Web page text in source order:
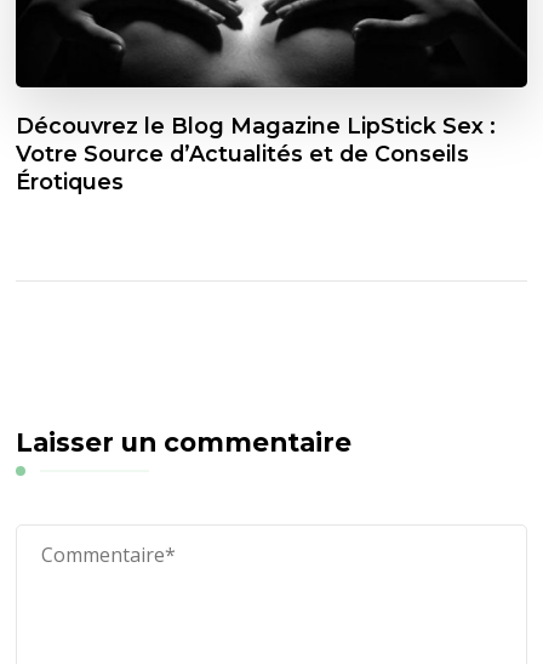
Découvrez le Blog Magazine LipStick Sex :
Votre Source d’Actualités et de Conseils
Érotiques
Laisser un commentaire